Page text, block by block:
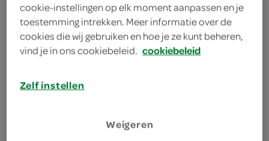
2 eetlepels zonnebloemolie
2 eetlepels roerbakolie
cookie-instellingen op elk moment aanpassen en je
toestemming intrekken. Meer informatie over de
cookies die wij gebruiken en hoe je ze kunt beheren,
vind je in ons cookiebeleid. cookiebeleid
Zelf instellen
Weigeren